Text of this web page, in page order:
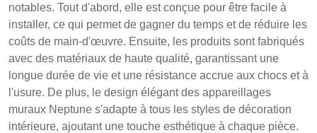
notables. Tout d'abord, elle est conçue pour être facile à
installer, ce qui permet de gagner du temps et de réduire les
coûts de main-d'œuvre. Ensuite, les produits sont fabriqués
avec des matériaux de haute qualité, garantissant une
longue durée de vie et une résistance accrue aux chocs et à
l'usure. De plus, le design élégant des appareillages
muraux Neptune s'adapte à tous les styles de décoration
intérieure, ajoutant une touche esthétique à chaque pièce.